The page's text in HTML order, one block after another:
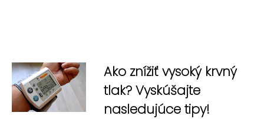
Ako znížiť vysoký krvný
tlak? Vyskúšajte
nasledujúce tipy!